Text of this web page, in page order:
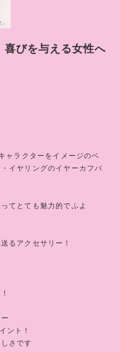
びを与える女性へ
ャラクターをイメージのベ
イヤリングのイヤーカフバ
てとても魅力的でふよ
るアクセサリー！
ント！
さです